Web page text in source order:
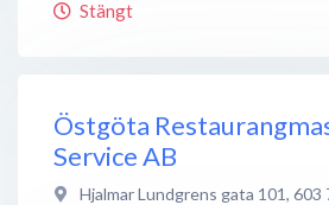
Stängt
Östgöta
Service AB
Hjalmar Lundgrens gata 101, 603